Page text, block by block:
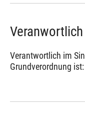
Verantwortlich im
Grundverordnung ist: